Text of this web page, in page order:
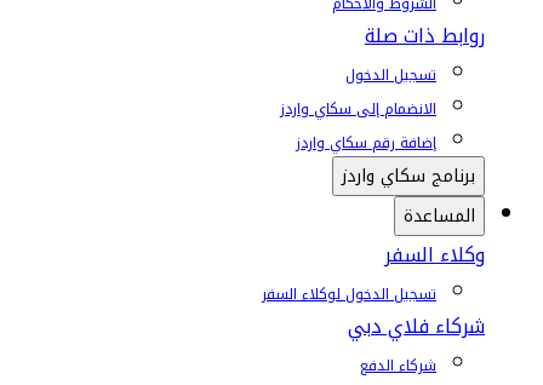
روابط ذات صلة
تسجيل الدخول
الانضمام إلى سكاي واردز
إضافة رقم سكاي واردز
برنامج سكاي واردز
المساعدة
وكلاء السفر
تسجيل الدخول لوكلاء السفر
شركاء فلاي دبي
شركاء الدفع